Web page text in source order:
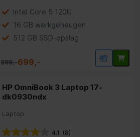
Intel Core 5 120U
16 GB werkgeheugen
512 GB SSD-opslag
899,-699,-
HP OmniBook 3 Laptop 17-
dk0930ndx
Laptop
4.1 (8)